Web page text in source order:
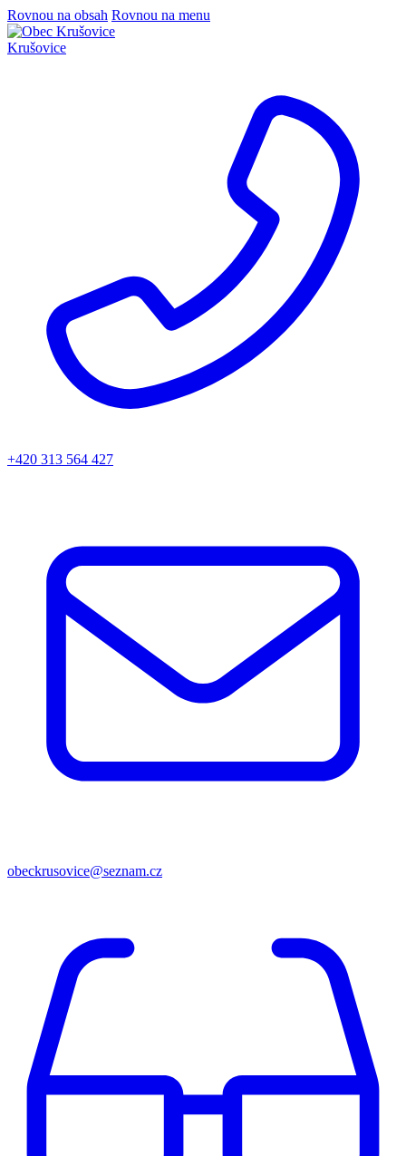
Rovnou na obsah Rovnou na menu
Krušovice
+420 313 564 427
obeckrusovice@seznam.cz